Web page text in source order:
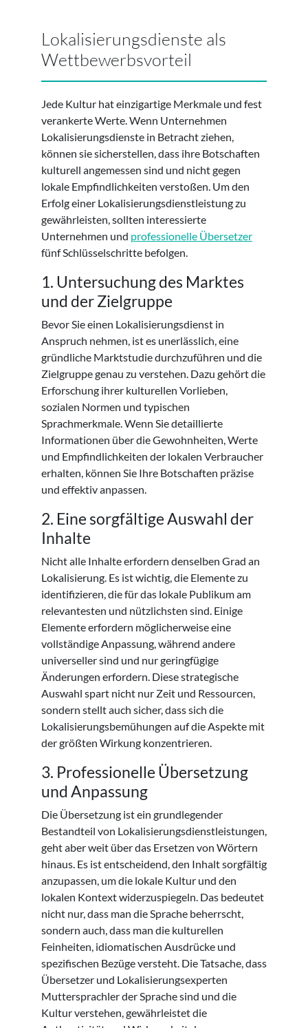
Lokalisierungsdienste als
Wettbewerbsvorteil
Jede Kultur hat einzigartige Merkmale und fest
verankerte Werte. Wenn Unternehmen
Lokalisierungsdienste in Betracht ziehen,
können sie sicherstellen, dass ihre Botschaften
kulturell angemessen sind und nicht gegen
lokale Empfindlichkeiten verstoßen. Um den
Erfolg einer Lokalisierungsdienstleistung zu
gewährleisten, sollten interessierte
Unternehmen und professionelle Übersetzer
fünf Schlüsselschritte befolgen.
1. Untersuchung des Marktes
und der Zielgruppe
Bevor Sie einen Lokalisierungsdienst in
Anspruch nehmen, ist es unerlässlich, eine
gründliche Marktstudie durchzuführen und die
Zielgruppe genau zu verstehen. Dazu gehört die
Erforschung ihrer kulturellen Vorlieben,
sozialen Normen und typischen
Sprachmerkmale. Wenn Sie detaillierte
Informationen über die Gewohnheiten, Werte
und Empfindlichkeiten der lokalen Verbraucher
erhalten, können Sie Ihre Botschaften präzise
und effektiv anpassen.
2. Eine sorgfältige Auswahl der
Inhalte
Nicht alle Inhalte erfordern denselben Grad an
Lokalisierung. Es ist wichtig, die Elemente zu
identifizieren, die für das lokale Publikum am
relevantesten und nützlichsten sind. Einige
Elemente erfordern möglicherweise eine
vollständige Anpassung, während andere
universeller sind und nur geringfügige
Änderungen erfordern. Diese strategische
Auswahl spart nicht nur Zeit und Ressourcen,
sondern stellt auch sicher, dass sich die
Lokalisierungsbemühungen auf die Aspekte mit
der größten Wirkung konzentrieren.
3. Professionelle Übersetzung
und Anpassung
Die Übersetzung ist ein grundlegender
Bestandteil von Lokalisierungsdienstleistungen,
geht aber weit über das Ersetzen von Wörtern
hinaus. Es ist entscheidend, den Inhalt sorgfältig
anzupassen, um die lokale Kultur und den
lokalen Kontext widerzuspiegeln. Das bedeutet
nicht nur, dass man die Sprache beherrscht,
sondern auch, dass man die kulturellen
Feinheiten, idiomatischen Ausdrücke und
spezifischen Bezüge versteht. Die Tatsache, dass
Übersetzer und Lokalisierungsexperten
Muttersprachler der Sprache sind und die
Kultur verstehen, gewährleistet die